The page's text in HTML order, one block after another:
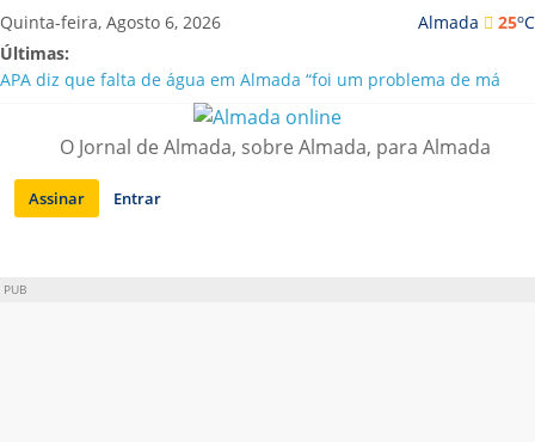
Saltar
para
conteúdo
Almada 25oC
Quinta-feira, Agosto 6, 2026
Últimas:
APA diz que falta de água em Almada “foi um problema de má
Laranjeiro | Cultura pop asiática invade a Casa Amarela
Ponte 25 de Abril celebra 60 anos com programa cultural entre
Lisboa e Almada
Situação de alerta em Almada renovada até final de Agosto
O Jornal de Almada, sobre Almada, para Almada
Assinar Entrar
PUB